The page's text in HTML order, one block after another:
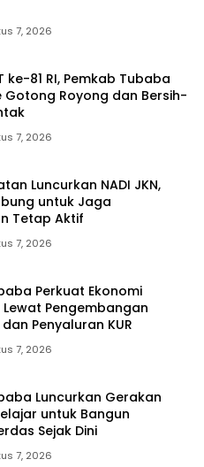
7, 2026
ke-81 RI, Pemkab Tubaba
Gotong Royong dan Bersih-
7, 2026
Luncurkan NADI JKN,
untuk Jaga
Tetap Aktif
7, 2026
Perkuat Ekonomi
Pengembangan
Penyaluran KUR
7, 2026
Luncurkan Gerakan
untuk Bangun
Sejak Dini
7, 2026